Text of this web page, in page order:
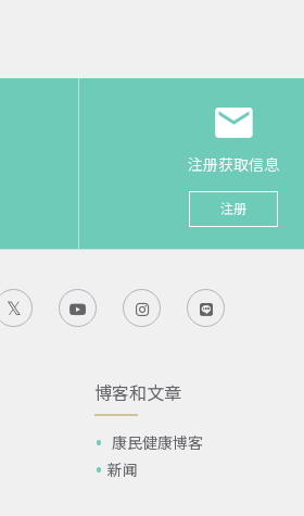
注册获取信息
注册
博客和文章
康民健康博客
新闻